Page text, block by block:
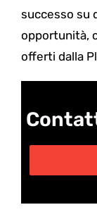
successo su
opportunità,
offerti dalla